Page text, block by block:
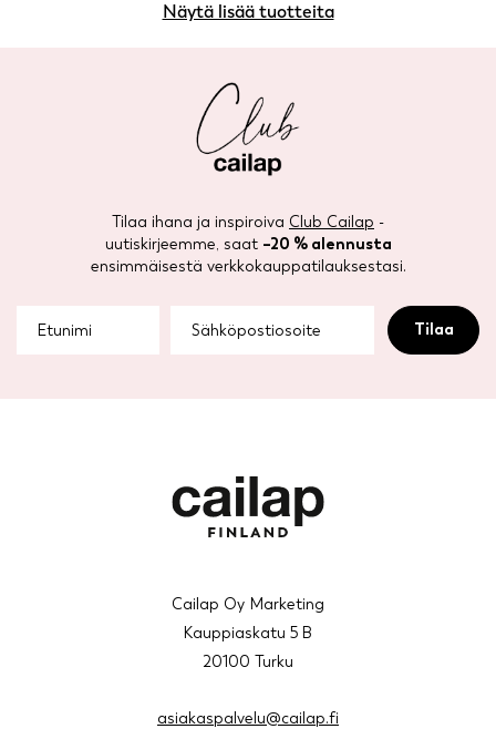
Näytä lisää tuotteita
Tilaa ihana ja inspiroiva Club Cailap -
uutiskirjeemme, saat –20 % alennusta
ensimmäisestä verkkokauppatilauksestasi.
Cailap Oy Marketing
Kauppiaskatu 5 B
20100 Turku
asiakaspalvelu@cailap.fi